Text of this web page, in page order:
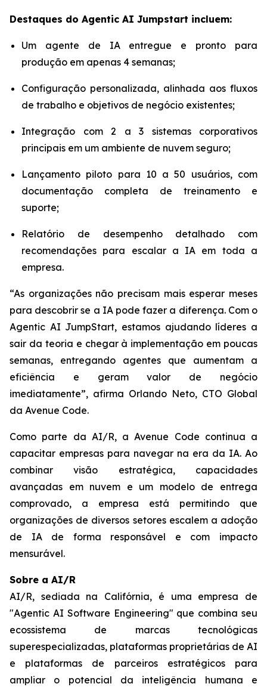
Destaques do Agentic AI Jumpstart incluem:
Um agente de IA entregue e pronto para
produção em apenas 4 semanas;
Configuração personalizada, alinhada aos fluxos
de trabalho e objetivos de negócio existentes;
Integração com 2 a 3 sistemas corporativos
principais em um ambiente de nuvem seguro;
Lançamento piloto para 10 a 50 usuários, com
documentação completa de treinamento e
suporte;
Relatório de desempenho detalhado com
recomendações para escalar a IA em toda a
empresa.
“As organizações não precisam mais esperar meses
para descobrir se a IA pode fazer a diferença. Com o
Agentic AI JumpStart, estamos ajudando líderes a
sair da teoria e chegar à implementação em poucas
semanas, entregando agentes que aumentam a
eficiência e geram valor de negócio
imediatamente”, afirma Orlando Neto, CTO Global
da Avenue Code.
Como parte da AI/R, a Avenue Code continua a
capacitar empresas para navegar na era da IA. Ao
combinar visão estratégica, capacidades
avançadas em nuvem e um modelo de entrega
comprovado, a empresa está permitindo que
organizações de diversos setores escalem a adoção
de IA de forma responsável e com impacto
mensurável.
Sobre a AI/R
AI/R, sediada na Califórnia, é uma empresa de
"Agentic AI Software Engineering" que combina seu
ecossistema de marcas tecnológicas
superespecializadas, plataformas proprietárias de AI
e plataformas de parceiros estratégicos para
ampliar o potencial da inteligência humana e